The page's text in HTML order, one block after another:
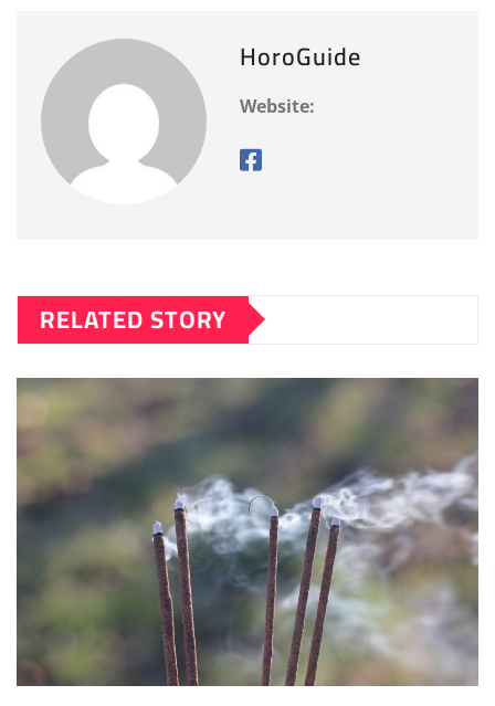
b
k
o
o
HoroGuide
Website:
RELATED STORY